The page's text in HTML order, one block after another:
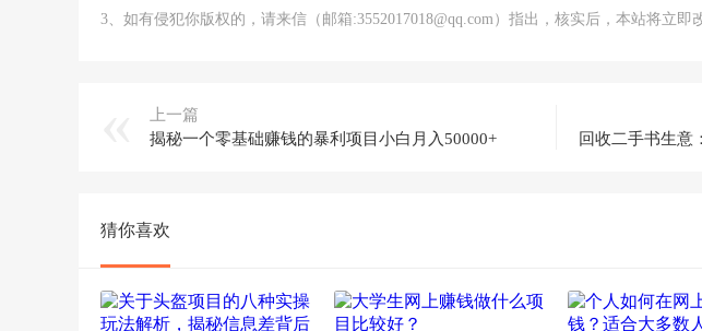
3、如有侵犯你版权的，请来信（邮箱:3552017018@qq.com）指出，核实后，本站将立即
上一篇
揭秘一个零基础赚钱的暴利项目小白月入50000+
猜你喜欢